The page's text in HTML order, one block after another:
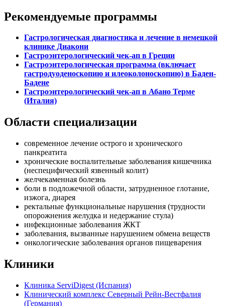
Рекомендуемые программы
Гастрологическая диагностика и лечение в немецкой
клинике Диакони
Гастроэнтерологический чек-ап в Греции
Гастроэнтерологическая программа (включает
гастродуоденоскопию и илеоколоноскопию) в Баден-
Бадене
Гастроэнтерологический чек-ап в Абано Терме
(Италия)
Области специализации
современное лечение острого и хронического
панкреатита
хронические воспалительные заболевания кишечника
(неспецифический язвенный колит)
желчекаменная болезнь
боли в подложечной области, затрудненное глотание,
изжога, диарея
ректальные функциональные нарушения (трудности
опорожнения желудка и недержание стула)
инфекционные заболевания ЖКТ
заболевания, вызванные нарушением обмена веществ
онкологические заболевания органов пищеварения
Клиники
Клиника ServiDigest (Испания)
Клинический комплекс Северный Рейн-Вестфалия
(Германия)